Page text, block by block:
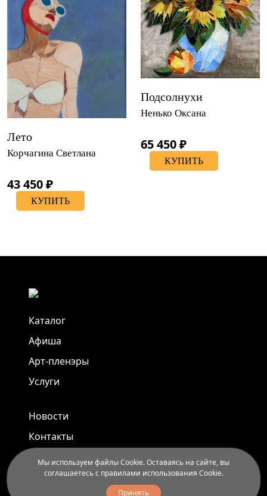
Лето
Корчагина Светлана
43 450 ₽
КУПИТЬ
Подсолнухи
Ненько Оксана
65 450 ₽
КУПИТЬ
Каталог
Афиша
Арт-пленэры
Услуги
Новости
Контакты
Доставка и правила вывоза
Иркутск, ул. Седова, 40
Мы используем файлы Cookie. Оставаясь на сайте, вы
соглашаетесь с правилами использования Cookie.
Принять